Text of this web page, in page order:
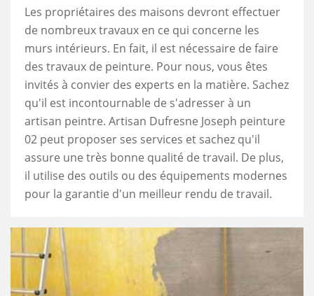
Les propriétaires des maisons devront effectuer
de nombreux travaux en ce qui concerne les
murs intérieurs. En fait, il est nécessaire de faire
des travaux de peinture. Pour nous, vous êtes
invités à convier des experts en la matière. Sachez
qu'il est incontournable de s'adresser à un
artisan peintre. Artisan Dufresne Joseph peinture
02 peut proposer ses services et sachez qu'il
assure une très bonne qualité de travail. De plus,
il utilise des outils ou des équipements modernes
pour la garantie d'un meilleur rendu de travail.